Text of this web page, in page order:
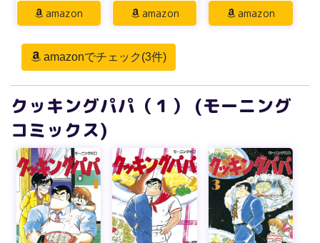
amazon
amazon
amazon
amazonでチェック(3件)
クッキングパパ（１） (モーニング
コミックス)